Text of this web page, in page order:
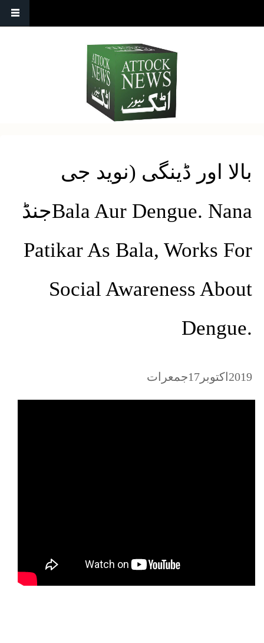
بالا اور ڈینگی (نوید جی
جنڈBala Aur Dengue. Nana
Patikar As Bala, Works For
Social Awareness About
Dengue.
جمعرات17 2019